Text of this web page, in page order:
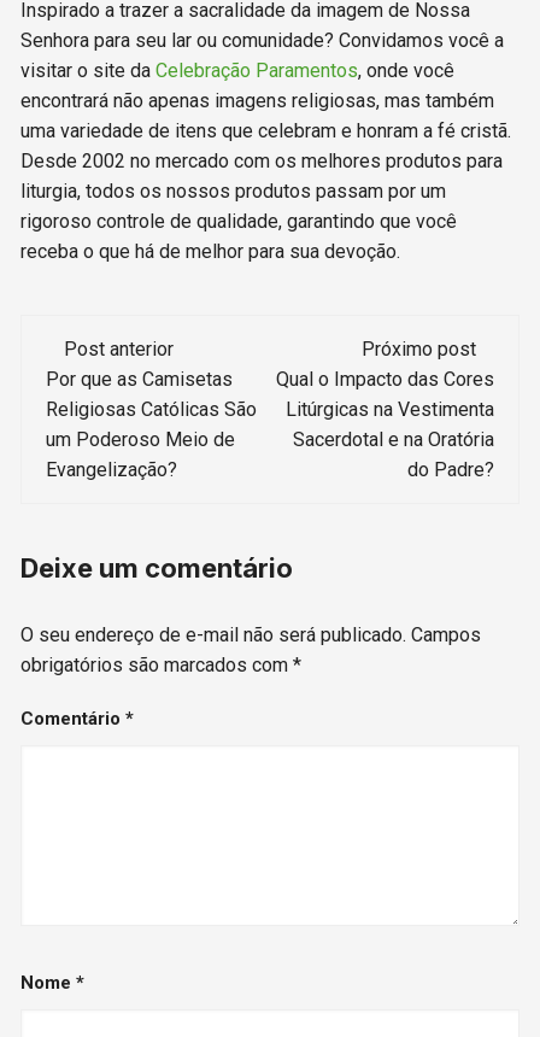
Inspirado a trazer a sacralidade da imagem de Nossa
Senhora para seu lar ou comunidade? Convidamos você a
visitar o site daCelebração Paramentos, onde você
encontrará não apenas imagens religiosas, mas também
uma variedade de itens que celebram e honram a fé cristã.
Desde 2002 no mercado com os melhores produtos para
liturgia, todos os nossos produtos passam por um
rigoroso controle de qualidade, garantindo que você
receba o que há de melhor para sua devoção.
Navegação
de
post
Post anterior
Por que as Camisetas
Religiosas Católicas São
um Poderoso Meio de
Evangelização?
Próximo post
Qual o Impacto das Cores
Litúrgicas na Vestimenta
Sacerdotal e na Oratória
do Padre?
Deixe um comentário
O seu endereço de e-mail não será publicado. Campos
obrigatórios são marcados com*
Comentário*
Nome*